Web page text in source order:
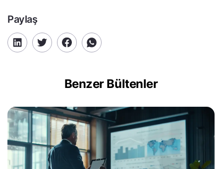
Paylaş
Benzer Bültenler